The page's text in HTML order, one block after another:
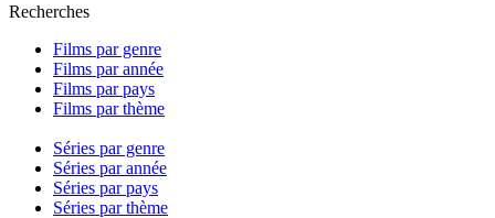
Recherches
Films par genre
Films par année
Films par pays
Films par thème
Séries par genre
Séries par année
Séries par pays
Séries par thème